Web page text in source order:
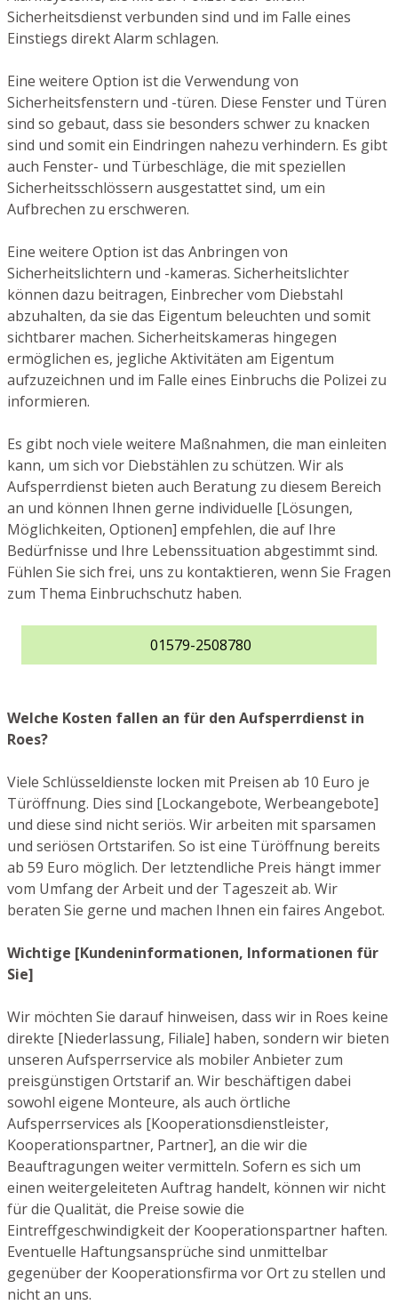
Sicherheitsdienst verbunden sind und im Falle eines
Einstiegs direkt Alarm schlagen.
Eine weitere Option ist die Verwendung von
Sicherheitsfenstern und -türen. Diese Fenster und Türen
sind so gebaut, dass sie besonders schwer zu knacken
sind und somit ein Eindringen nahezu verhindern. Es gibt
auch Fenster- und Türbeschläge, die mit speziellen
Sicherheitsschlössern ausgestattet sind, um ein
Aufbrechen zu erschweren.
Eine weitere Option ist das Anbringen von
Sicherheitslichtern und -kameras. Sicherheitslichter
können dazu beitragen, Einbrecher vom Diebstahl
abzuhalten, da sie das Eigentum beleuchten und somit
sichtbarer machen. Sicherheitskameras hingegen
ermöglichen es, jegliche Aktivitäten am Eigentum
aufzuzeichnen und im Falle eines Einbruchs die Polizei zu
informieren.
Es gibt noch viele weitere Maßnahmen, die man einleiten
kann, um sich vor Diebstählen zu schützen. Wir als
Aufsperrdienst bieten auch Beratung zu diesem Bereich
an und können Ihnen gerne individuelle [Lösungen,
Möglichkeiten, Optionen] empfehlen, die auf Ihre
Bedürfnisse und Ihre Lebenssituation abgestimmt sind.
Fühlen Sie sich frei, uns zu kontaktieren, wenn Sie Fragen
zum Thema Einbruchschutz haben.
01579-2508780
Welche Kosten fallen an für den Aufsperrdienst in
Roes?
Viele Schlüsseldienste locken mit Preisen ab 10 Euro je
Türöffnung. Dies sind [Lockangebote, Werbeangebote]
und diese sind nicht seriös. Wir arbeiten mit sparsamen
und seriösen Ortstarifen. So ist eine Türöffnung bereits
ab 59 Euro möglich. Der letztendliche Preis hängt immer
vom Umfang der Arbeit und der Tageszeit ab. Wir
beraten Sie gerne und machen Ihnen ein faires Angebot.
Wichtige [Kundeninformationen, Informationen für
Sie]
Wir möchten Sie darauf hinweisen, dass wir in Roes keine
direkte [Niederlassung, Filiale] haben, sondern wir bieten
unseren Aufsperrservice als mobiler Anbieter zum
preisgünstigen Ortstarif an. Wir beschäftigen dabei
sowohl eigene Monteure, als auch örtliche
Aufsperrservices als [Kooperationsdienstleister,
Kooperationspartner, Partner], an die wir die
Beauftragungen weiter vermitteln. Sofern es sich um
einen weitergeleiteten Auftrag handelt, können wir nicht
für die Qualität, die Preise sowie die
Eintreffgeschwindigkeit der Kooperationspartner haften.
Eventuelle Haftungsansprüche sind unmittelbar
gegenüber der Kooperationsfirma vor Ort zu stellen und
nicht an uns.